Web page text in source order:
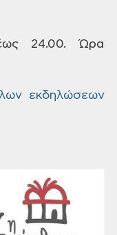
24.00. Ώρα
εκδηλώσεων